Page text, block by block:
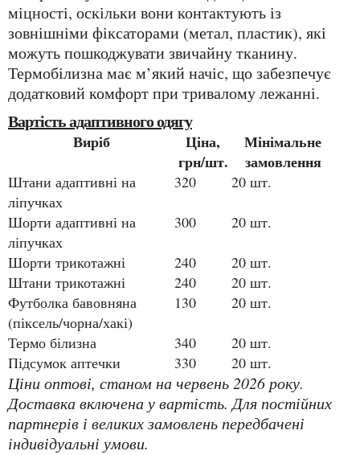
міцності, оскільки вони контактують із
зовнішніми фіксаторами (метал, пластик), які
можуть пошкоджувати звичайну тканину.
Термобілизна має м’який начіс, що забезпечує
додатковий комфорт при тривалому лежанні.
Вартість адаптивного одягу
Виріб
Ціна,
грн/шт.
Мінімальне
замовлення
Штани адаптивні на
ліпучках
320 20 шт.
Шорти адаптивні на
ліпучках
300 20 шт.
Шорти трикотажні 240
20 шт.
Штани трикотажні
240
20 шт.
Футболка бавовняна
(піксель/чорна/хакі)
130 20 шт.
Термо білизна 340
20 шт.
Підсумок аптечки
330 20 шт.
Ціни оптові, станом на червень 2026 року.
Доставка включена у вартість. Для постійних
партнерів і великих замовлень передбачені
індивідуальні умови.